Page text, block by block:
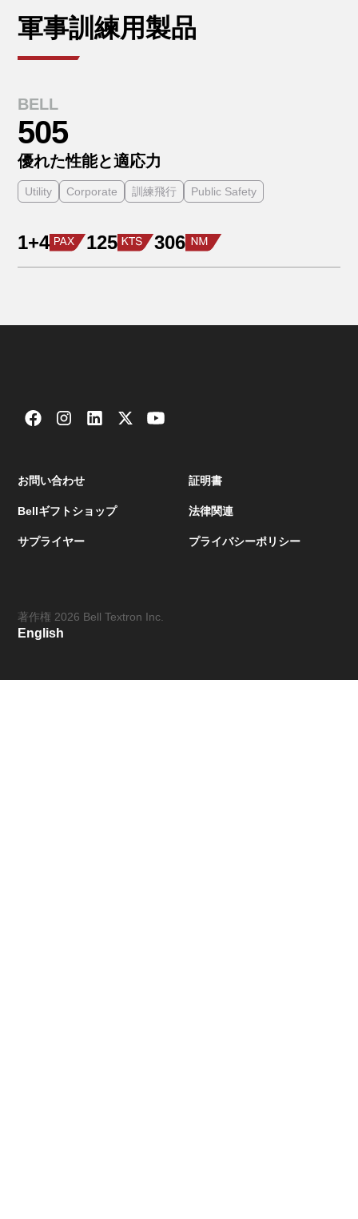
軍事訓練用製品
BELL
505
優れた性能と適応力
Utility Corporate 訓練飛行 Public Safety
1+4 125 306
お問い合わせ
Bellギフトショップ
サプライヤー
証明書
法律関連
プライバシーポリシー
English
著作権 2026 Bell Textron Inc.